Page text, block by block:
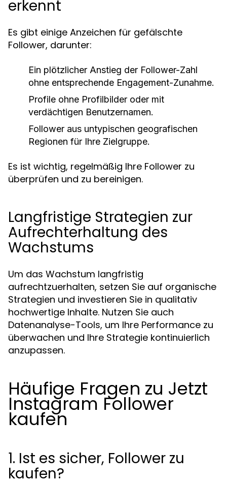
erkennt
Es gibt einige Anzeichen für gefälschte
Follower, darunter:
Ein plötzlicher Anstieg der Follower-Zahl
ohne entsprechende Engagement-Zunahme.
Profile ohne Profilbilder oder mit
verdächtigen Benutzernamen.
Follower aus untypischen geografischen
Regionen für Ihre Zielgruppe.
Es ist wichtig, regelmäßig Ihre Follower zu
überprüfen und zu bereinigen.
Langfristige Strategien zur
Aufrechterhaltung des
Wachstums
Um das Wachstum langfristig
aufrechtzuerhalten, setzen Sie auf organische
Strategien und investieren Sie in qualitativ
hochwertige Inhalte. Nutzen Sie auch
Datenanalyse-Tools, um Ihre Performance zu
überwachen und Ihre Strategie kontinuierlich
anzupassen.
Häufige Fragen zu Jetzt
Instagram Follower
kaufen
1. Ist es sicher, Follower zu
kaufen?